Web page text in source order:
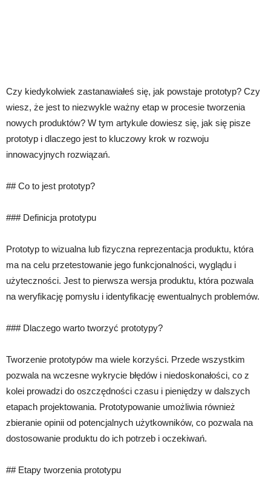
Czy kiedykolwiek zastanawiałeś się, jak powstaje prototyp? Czy
wiesz, że jest to niezwykle ważny etap w procesie tworzenia
nowych produktów? W tym artykule dowiesz się, jak się pisze
prototyp i dlaczego jest to kluczowy krok w rozwoju
innowacyjnych rozwiązań.
## Co to jest prototyp?
### Definicja prototypu
Prototyp to wizualna lub fizyczna reprezentacja produktu, która
ma na celu przetestowanie jego funkcjonalności, wyglądu i
użyteczności. Jest to pierwsza wersja produktu, która pozwala
na weryfikację pomysłu i identyfikację ewentualnych problemów.
### Dlaczego warto tworzyć prototypy?
Tworzenie prototypów ma wiele korzyści. Przede wszystkim
pozwala na wczesne wykrycie błędów i niedoskonałości, co z
kolei prowadzi do oszczędności czasu i pieniędzy w dalszych
etapach projektowania. Prototypowanie umożliwia również
zbieranie opinii od potencjalnych użytkowników, co pozwala na
dostosowanie produktu do ich potrzeb i oczekiwań.
## Etapy tworzenia prototypu